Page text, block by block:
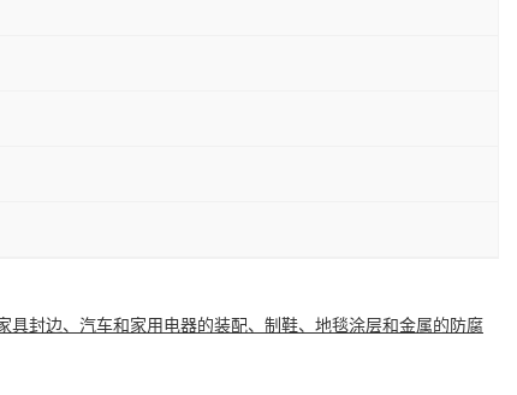
具封边、汽车和家用电器的装配、制鞋、地毯涂层和金属的 防腐